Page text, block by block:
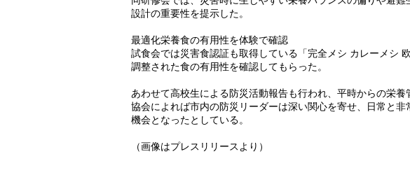
設計の重要性を提示した。
最適化栄養食の有用性を体験で確認
試食会では災害食認証も取得している「完全メシ カレーメシ
調整された食の有用性を確認してもらった。
あわせて高校生による防災活動報告も行われ、平時からの栄
協会によれば市内の防災リーダーは深い関心を寄せ、日常と
機会となったとしている。
（画像はプレスリリースより）